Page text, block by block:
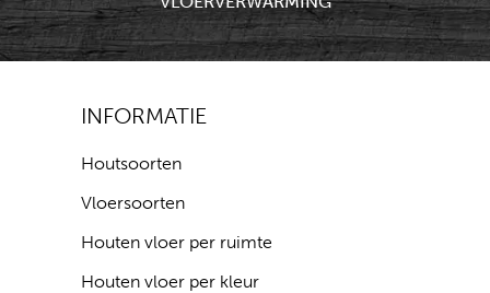
INFORMATIE
Houtsoorten
Vloersoorten
Houten vloer per ruimte
Houten vloer per kleur